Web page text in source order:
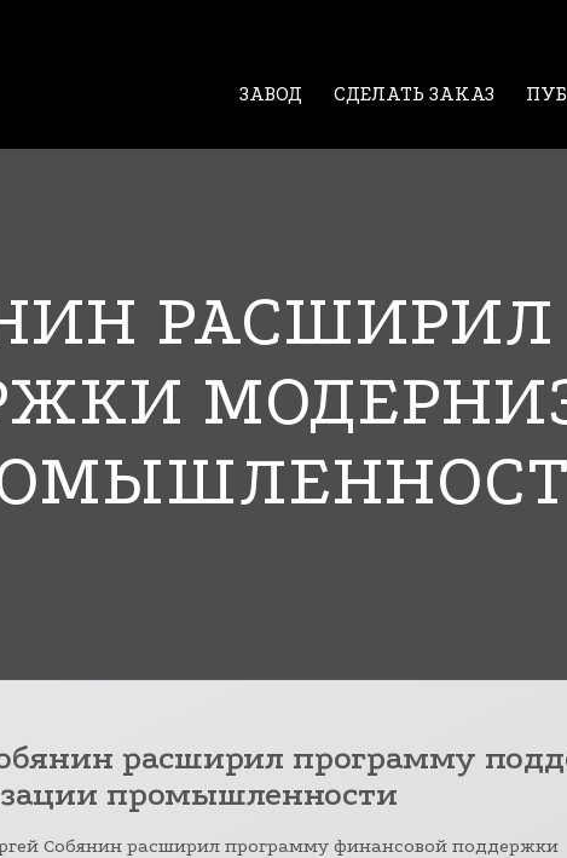
ЗАВОД СДЕЛАТЬ ЗАКАЗ
расширил программу
промышленности
Собянин расширил программу финансовой поддержки